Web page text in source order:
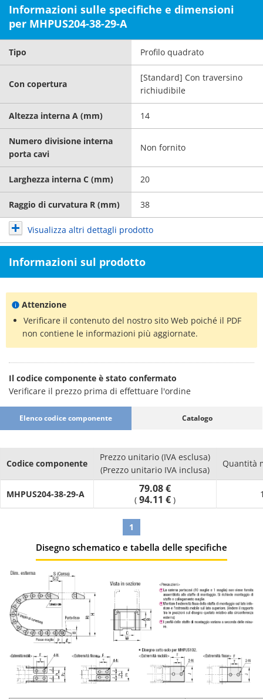
Informazioni sulle specifiche e dimensioni
per MHPUS204-38-29-A
Tipo Profilo quadrato
Con copertura
[Standard] Con traversino
richiudibile
Altezza interna A (mm) 14
Numero divisione interna
porta cavi
Non fornito
Larghezza interna C (mm) 20
Raggio di curvatura R (mm) 38
Visualizza altri dettagli prodotto
Informazioni sul prodotto
Attenzione
Verificare il contenuto del nostro sito Web poiché il PDF
non contiene le informazioni più aggiornate.
Il codice componente è stato confermato
Verificare il prezzo prima di effettuare l'ordine
Elenco codice componente Catalogo
Codice componente
Prezzo unitario (IVA esclusa)
(Prezzo unitario IVA inclusa)
Quantità
MHPUS204-38-29-A 79.08 €
( 94.11 € )
1
Disegno schematico e tabella delle specifiche